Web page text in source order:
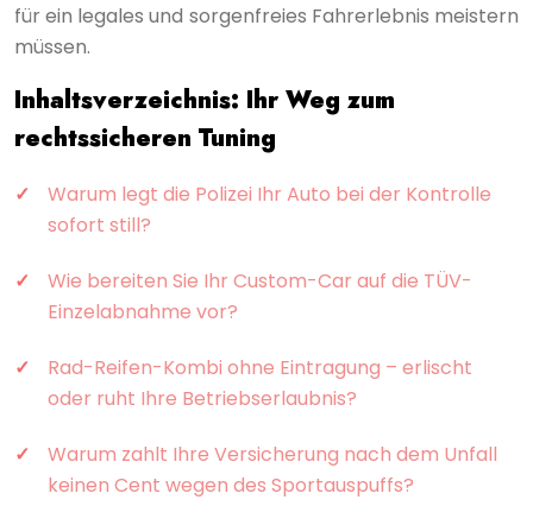
für ein legales und sorgenfreies Fahrerlebnis meistern
müssen.
Inhaltsverzeichnis: Ihr Weg zum
rechtssicheren Tuning
Warum legt die Polizei Ihr Auto bei der Kontrolle
sofort still?
Wie bereiten Sie Ihr Custom-Car auf die TÜV-
Einzelabnahme vor?
Rad-Reifen-Kombi ohne Eintragung – erlischt
oder ruht Ihre Betriebserlaubnis?
Warum zahlt Ihre Versicherung nach dem Unfall
keinen Cent wegen des Sportauspuffs?